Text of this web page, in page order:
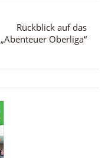
Rückblick auf das
„Abenteuer Oberliga“